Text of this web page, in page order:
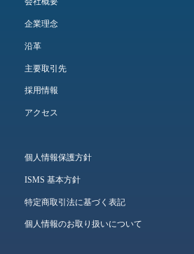
企業理念
沿革
主要取引先
採用情報
アクセス
個人情報保護方針
ISMS 基本方針
特定商取引法に基づく表記
個人情報のお取り扱いについて